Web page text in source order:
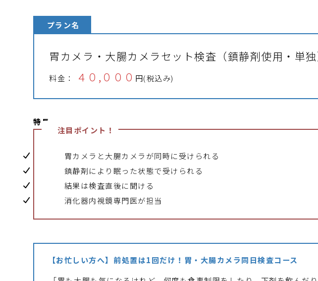
プラン名
胃カメラ・大腸カメラセット検査（鎮静剤使用・単独
料金： ４０,０００ 円(税込み)
特長
注目ポイント！
胃カメラと大腸カメラが同時に受けられる
鎮静剤により眠った状態で受けられる
結果は検査直後に聞ける
消化器内視鏡専門医が担当
【お忙しい方へ】前処置は1回だけ！胃・大腸カメラ同日検査コース